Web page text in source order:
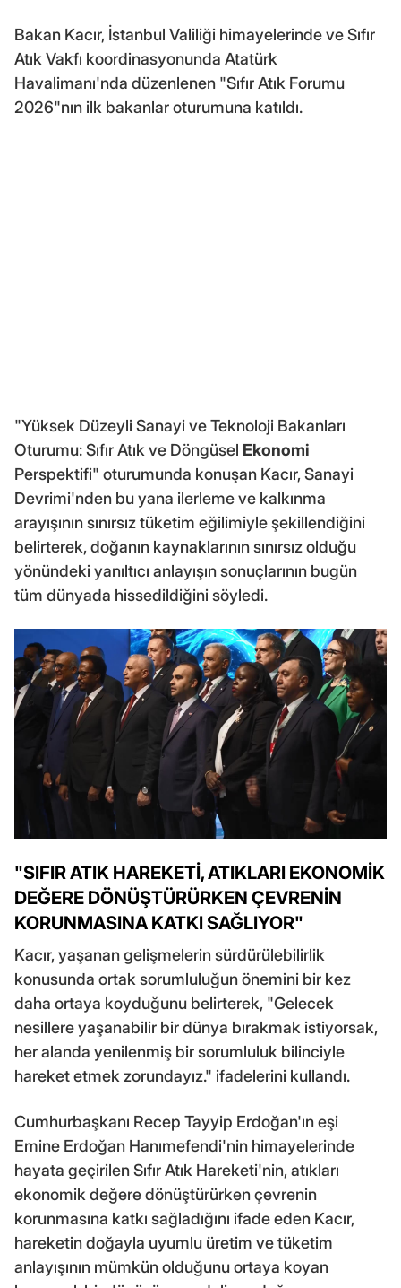
Bakan Kacır, İstanbul Valiliği himayelerinde ve Sıfır
Atık Vakfı koordinasyonunda Atatürk
Havalimanı'nda düzenlenen "Sıfır Atık Forumu
2026"nın ilk bakanlar oturumuna katıldı.
"Yüksek Düzeyli Sanayi ve Teknoloji Bakanları
Oturumu: Sıfır Atık ve Döngüsel Ekonomi
Perspektifi" oturumunda konuşan Kacır, Sanayi
Devrimi'nden bu yana ilerleme ve kalkınma
arayışının sınırsız tüketim eğilimiyle şekillendiğini
belirterek, doğanın kaynaklarının sınırsız olduğu
yönündeki yanıltıcı anlayışın sonuçlarının bugün
tüm dünyada hissedildiğini söyledi.
"SIFIR ATIK HAREKETİ, ATIKLARI EKONOMİK
DEĞERE DÖNÜŞTÜRÜRKEN ÇEVRENİN
KORUNMASINA KATKI SAĞLIYOR"
Kacır, yaşanan gelişmelerin sürdürülebilirlik
konusunda ortak sorumluluğun önemini bir kez
daha ortaya koyduğunu belirterek, "Gelecek
nesillere yaşanabilir bir dünya bırakmak istiyorsak,
her alanda yenilenmiş bir sorumluluk bilinciyle
hareket etmek zorundayız." ifadelerini kullandı.
Cumhurbaşkanı Recep Tayyip Erdoğan'ın eşi
Emine Erdoğan Hanımefendi'nin himayelerinde
hayata geçirilen Sıfır Atık Hareketi'nin, atıkları
ekonomik değere dönüştürürken çevrenin
korunmasına katkı sağladığını ifade eden Kacır,
hareketin doğayla uyumlu üretim ve tüketim
anlayışının mümkün olduğunu ortaya koyan